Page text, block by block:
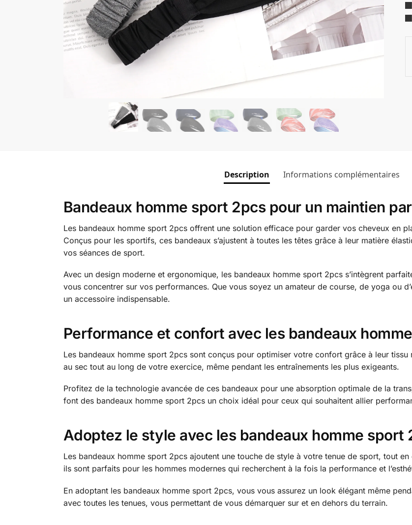
Description Informations complémentaires
Bandeaux homme sport 2pcs pour un maintien
Les bandeaux homme sport 2pcs offrent une solution efficace pour garder vos cheveux en
Conçus pour les sportifs, ces bandeaux s’ajustent à toutes les têtes grâce à leur matière
vos séances de sport.
Avec un design moderne et ergonomique, les bandeaux homme sport 2pcs s’intègrent
vous concentrer sur vos performances. Que vous soyez un amateur de course, de yoga ou
un accessoire indispensable.
Performance et confort avec les bandeaux
Les bandeaux homme sport 2pcs sont conçus pour optimiser votre confort grâce à leur tissu
au sec tout au long de votre exercice, même pendant les entraînements les plus exigeants.
Profitez de la technologie avancée de ces bandeaux pour une absorption optimale de la
font des bandeaux homme sport 2pcs un choix idéal pour ceux qui souhaitent allier
Adoptez le style avec les bandeaux homme sport
Les bandeaux homme sport 2pcs ajoutent une touche de style à votre tenue de sport, tout
ils sont parfaits pour les hommes modernes qui recherchent à la fois la performance et
En adoptant les bandeaux homme sport 2pcs, vous vous assurez un look élégant même
avec toutes les tenues, vous permettant de vous démarquer sur et en dehors du terrain.